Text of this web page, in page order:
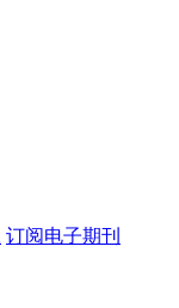
订阅电子期刊